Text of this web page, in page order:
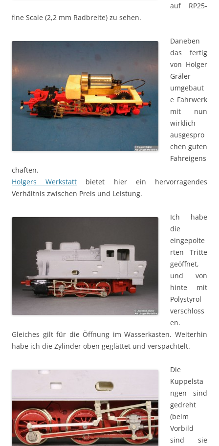
auf RP25-
fine Scale (2,2 mm Radbreite) zu sehen.
Daneben
das fertig
von Holger
Gräler
umgebaut
e Fahrwerk
mit nun
wirklich
ausgespro
chen guten
Fahreigens
chaften.
Holgers Werkstatt bietet hier ein hervorragendes
Verhältnis zwischen Preis und Leistung.
Ich habe
die
eingepolte
rten Tritte
geöffnet,
und von
hinte mit
Polystyrol
verschloss
en.
Gleiches gilt für die Öffnung im Wasserkasten. Weiterhin
habe ich die Zylinder oben geglättet und verspachtelt.
Die
Kuppelsta
ngen sind
gedreht
(beim
Vorbild
sind sie